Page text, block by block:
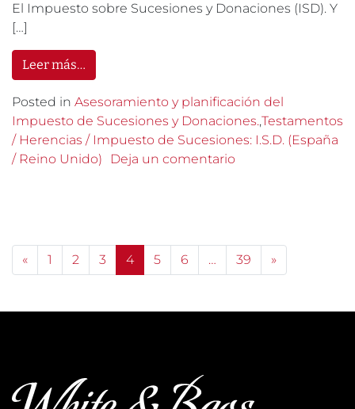
El Impuesto sobre Sucesiones y Donaciones (ISD). Y
[…]
Leer más…
Posted in Asesoramiento y planificación del
Impuesto de Sucesiones y Donaciones.,Testamentos
/ Herencias / Impuesto de Sucesiones: I.S.D. (España
/ Reino Unido)
Deja un comentario
Posts navigation
« 1 2 3 4 5 6 … 39 »